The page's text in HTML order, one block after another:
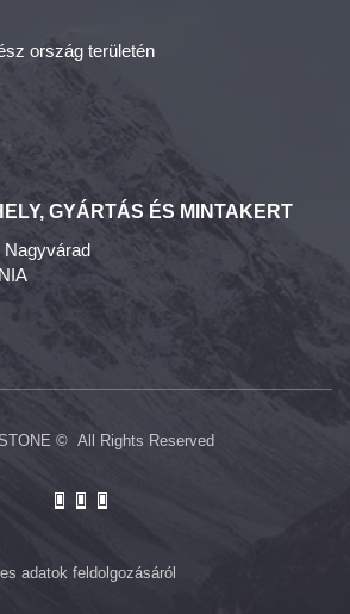
ország területén
GYÁRTÁS ÉS MINTAKERT
Nagyvárad
© All Rights Reserved
adatok feldolgozásáról